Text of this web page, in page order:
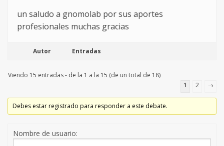
un saludo a gnomolab por sus aportes
profesionales muchas gracias
Autor Entradas
Viendo 15 entradas - de la 1 a la 15 (de un total de 18)
1
2 →
Debes estar registrado para responder a este debate.
Nombre de usuario: